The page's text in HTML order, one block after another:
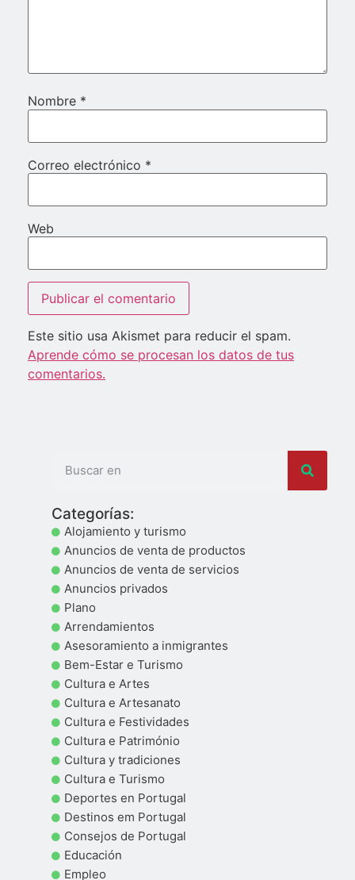
Nombre *
Correo electrónico *
Web
Este sitio usa Akismet para reducir el spam.
Aprende cómo se procesan los datos de tus
comentarios.
Categorías:
Alojamiento y turismo
Anuncios de venta de productos
Anuncios de venta de servicios
Anuncios privados
Plano
Arrendamientos
Asesoramiento a inmigrantes
Bem-Estar e Turismo
Cultura e Artes
Cultura e Artesanato
Cultura e Festividades
Cultura e Património
Cultura y tradiciones
Cultura e Turismo
Deportes en Portugal
Destinos em Portugal
Consejos de Portugal
Educación
Empleo